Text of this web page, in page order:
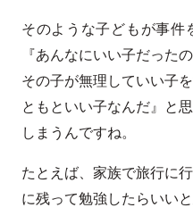
そのような子どもが事件
『あんなにいい子だった
その子が無理していい子
ともといい子なんだ』と
しまうんですね。
たとえば、家族で旅行に
に残って勉強したらいい